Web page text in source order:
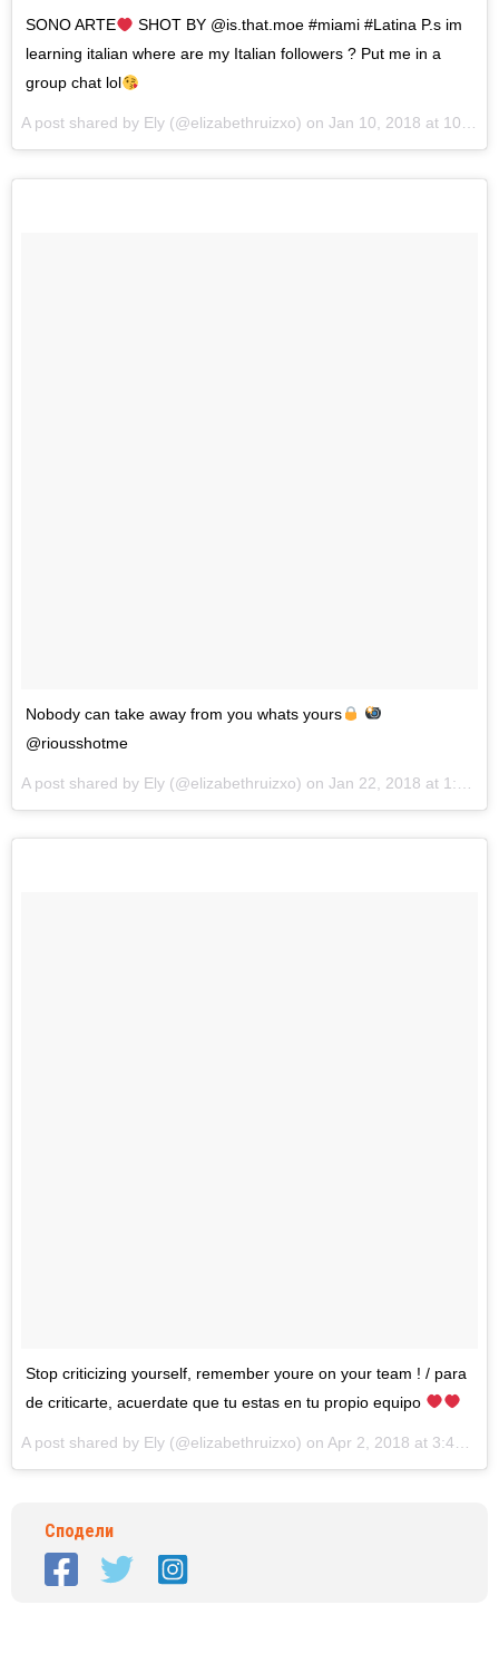
SONO ARTE
SHOT BY @is.that.moe #miami #Latina P.s im
learning italian where are my Italian followers ? Put me in a
group chat lol
A post shared by Ely (@elizabethruizxo) on Jan 10, 2018 at 10:44am PST
Nobody can take away from you whats yours
@riousshotme
A post shared by Ely (@elizabethruizxo) on Jan 22, 2018 at 1:35pm PST
Stop criticizing yourself, remember youre on your team ! / para
de criticarte, acuerdate que tu estas en tu propio equipo
A post shared by Ely (@elizabethruizxo) on Apr 2, 2018 at 3:42pm PDT
Сподели